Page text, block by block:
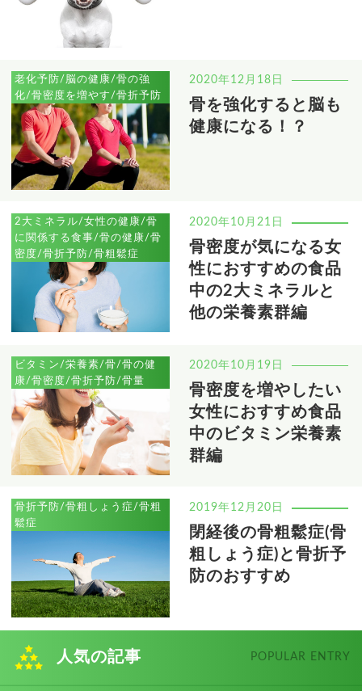
老化予防/脳の健康/骨の強
化/骨密度を増やす/骨折予防
2020年12月18日
骨を強化すると脳も
健康になる！？
2大ミネラル/女性の健康/骨
に関係する食事/骨の健康/骨
密度/骨折予防/骨粗鬆症
2020年10月21日
骨密度が気になる女
性におすすめの食品
中の2大ミネラルと
他の栄養素群編
ビタミン/栄養素/骨/骨の健
康/骨密度/骨折予防/骨量
2020年10月19日
骨密度を増やしたい
女性におすすめ食品
中のビタミン栄養素
群編
骨折予防/骨粗しょう症/骨粗
鬆症
2019年12月20日
閉経後の骨粗鬆症(骨
粗しょう症)と骨折予
防のおすすめ
人気の記事 POPULAR ENTRY